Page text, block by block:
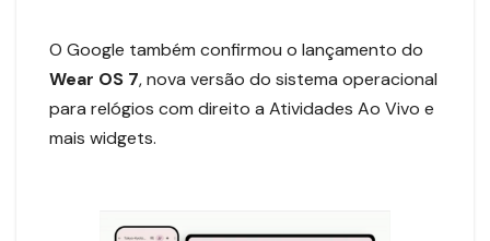
O Google também confirmou o lançamento do
Wear OS 7, nova versão do sistema operacional
para relógios com direito a Atividades Ao Vivo e
mais widgets.